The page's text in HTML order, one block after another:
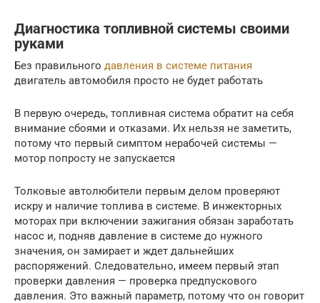
Диагностика топливной системы своими
руками
Без правильного давления в системе питания
двигатель автомобиля просто не будет работать
В первую очередь, топливная система обратит на себя
внимание сбоями и отказами. Их нельзя не заметить,
потому что первый симптом нерабочей системы —
мотор попросту не запускается
Толковые автолюбители первым делом проверяют
искру и наличие топлива в системе. В инжекторных
моторах при включении зажигания обязан заработать
насос и, подняв давление в системе до нужного
значения, он замирает и ждет дальнейших
распоряжений. Следовательно, имеем первый этап
проверки давления — проверка предпускового
давления. Это важный параметр, потому что он говорит